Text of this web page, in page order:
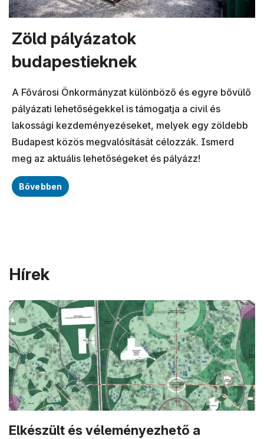
Zöld pályázatok
budapestieknek
A Fővárosi Önkormányzat különböző és egyre bővülő
pályázati lehetőségekkel is támogatja a civil és
lakossági kezdeményezéseket, melyek egy zöldebb
Budapest közös megvalósítását célozzák. Ismerd
meg az aktuális lehetőségeket és pályázz!
Bővebben
Hírek
Elkészült és véleményezhető a